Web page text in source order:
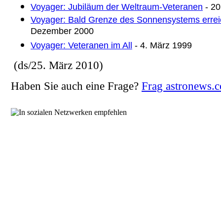
Voyager: Jubiläum der Weltraum-Veteranen -
Voyager: Bald Grenze des Sonnensystems
Dezember 2000
Voyager: Veteranen im All - 4. März 1999
(ds/25. März 2010)
Haben Sie auch eine Frage? Frag